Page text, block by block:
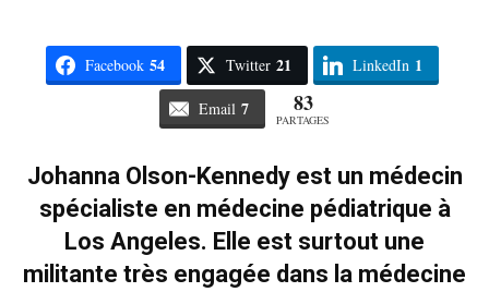
Facebook 54 Twitter 21 LinkedIn 1
Email 7 83
PARTAGES
Johanna Olson-Kennedy est un médecin
spécialiste en médecine pédiatrique à
Los Angeles. Elle est surtout une
militante très engagée dans la médecine